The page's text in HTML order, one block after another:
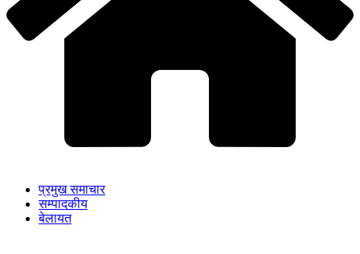
प्रमुख समाचार
सम्पादकीय
बेलायत